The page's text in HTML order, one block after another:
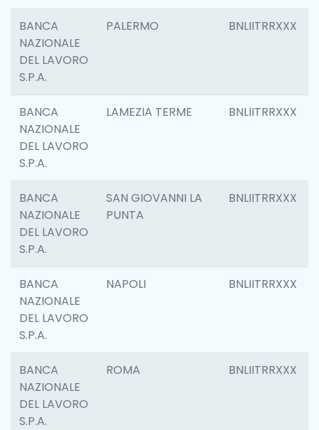
BANCA
NAZIONALE
DEL LAVORO
S.P.A.
PALERMO BNLIITRRXXX
BANCA
NAZIONALE
DEL LAVORO
S.P.A.
LAMEZIA TERME BNLIITRRXXX
BANCA
NAZIONALE
DEL LAVORO
S.P.A.
SAN GIOVANNI LA
PUNTA
BNLIITRRXXX
BANCA
NAZIONALE
DEL LAVORO
S.P.A.
NAPOLI BNLIITRRXXX
BANCA
NAZIONALE
DEL LAVORO
S.P.A.
ROMA BNLIITRRXXX